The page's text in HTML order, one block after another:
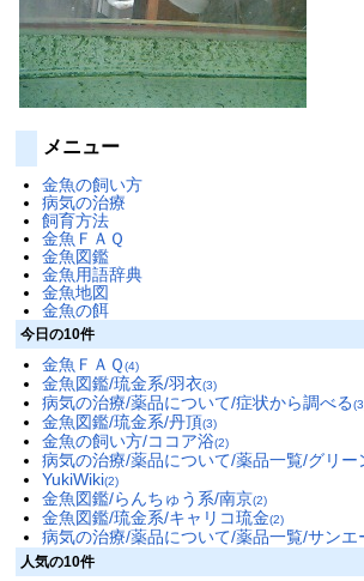
メニュー
金魚の飼い方
病気の治療
飼育方法
金魚ＦＡＱ
金魚図鑑
金魚用語辞典
金魚地図
金魚の餌
今日の10件
金魚ＦＡＱ(4)
金魚図鑑/琉金系/羽衣(3)
病気の治療/薬品について/症状から調べる
金魚図鑑/琉金系/丹頂(3)
金魚の飼い方/ココア浴(2)
病気の治療/薬品について/薬品一覧/グリー
YukiWiki(2)
金魚図鑑/らんちゅう系/南京(2)
金魚図鑑/琉金系/キャリコ琉金(2)
病気の治療/薬品について/薬品一覧/サンエ
人気の10件